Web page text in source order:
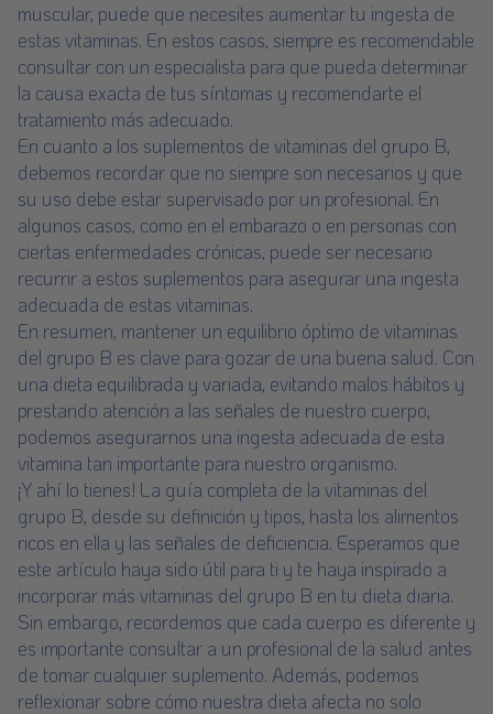
muscular, puede que necesites aumentar tu ingesta de
estas vitaminas. En estos casos, siempre es recomendable
consultar con un especialista para que pueda determinar
la causa exacta de tus síntomas y recomendarte el
tratamiento más adecuado.
En cuanto a los suplementos de vitaminas del grupo B,
debemos recordar que no siempre son necesarios y que
su uso debe estar supervisado por un profesional. En
algunos casos, como en el embarazo o en personas con
ciertas enfermedades crónicas, puede ser necesario
recurrir a estos suplementos para asegurar una ingesta
adecuada de estas vitaminas.
En resumen, mantener un equilibrio óptimo de vitaminas
del grupo B es clave para gozar de una buena salud. Con
una dieta equilibrada y variada, evitando malos hábitos y
prestando atención a las señales de nuestro cuerpo,
podemos asegurarnos una ingesta adecuada de esta
vitamina tan importante para nuestro organismo.
¡Y ahí lo tienes! La guía completa de la vitaminas del
grupo B, desde su definición y tipos, hasta los alimentos
ricos en ella y las señales de deficiencia. Esperamos que
este artículo haya sido útil para ti y te haya inspirado a
incorporar más vitaminas del grupo B en tu dieta diaria.
Sin embargo, recordemos que cada cuerpo es diferente y
es importante consultar a un profesional de la salud antes
de tomar cualquier suplemento. Además, podemos
reflexionar sobre cómo nuestra dieta afecta no solo